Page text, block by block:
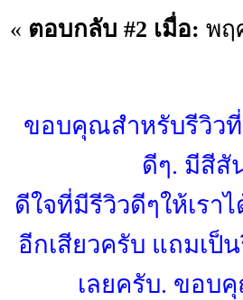
« ตอบกลับ #2 เมื่อ: พฤ
ขอบคุณสำหรับรีวิวที่
ดีๆ. มีสีสั
ดีใจที่มีรีวิวดีๆให้เร
อีกเสียวครับ แถมเป็
เลยครับ. ขอบ